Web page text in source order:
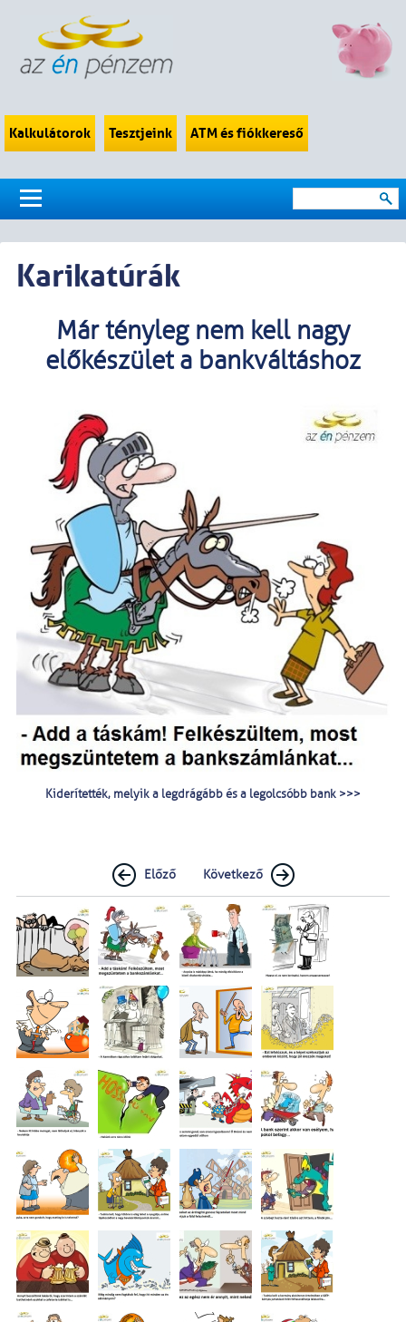
Kalkulátorok Tesztjeink ATM és fiókkereső
Karikatúrák
Már tényleg nem kell nagy
előkészület a bankváltáshoz
Kiderítették, melyik a legdrágább és a legolcsóbb bank >>>
Előző Következő